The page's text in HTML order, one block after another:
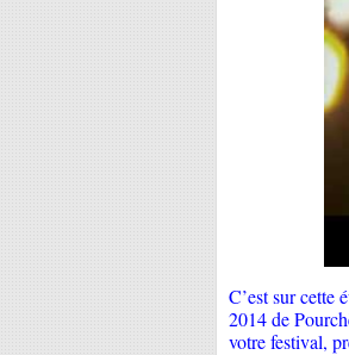
C’est sur cette
2014 de
votre festival,